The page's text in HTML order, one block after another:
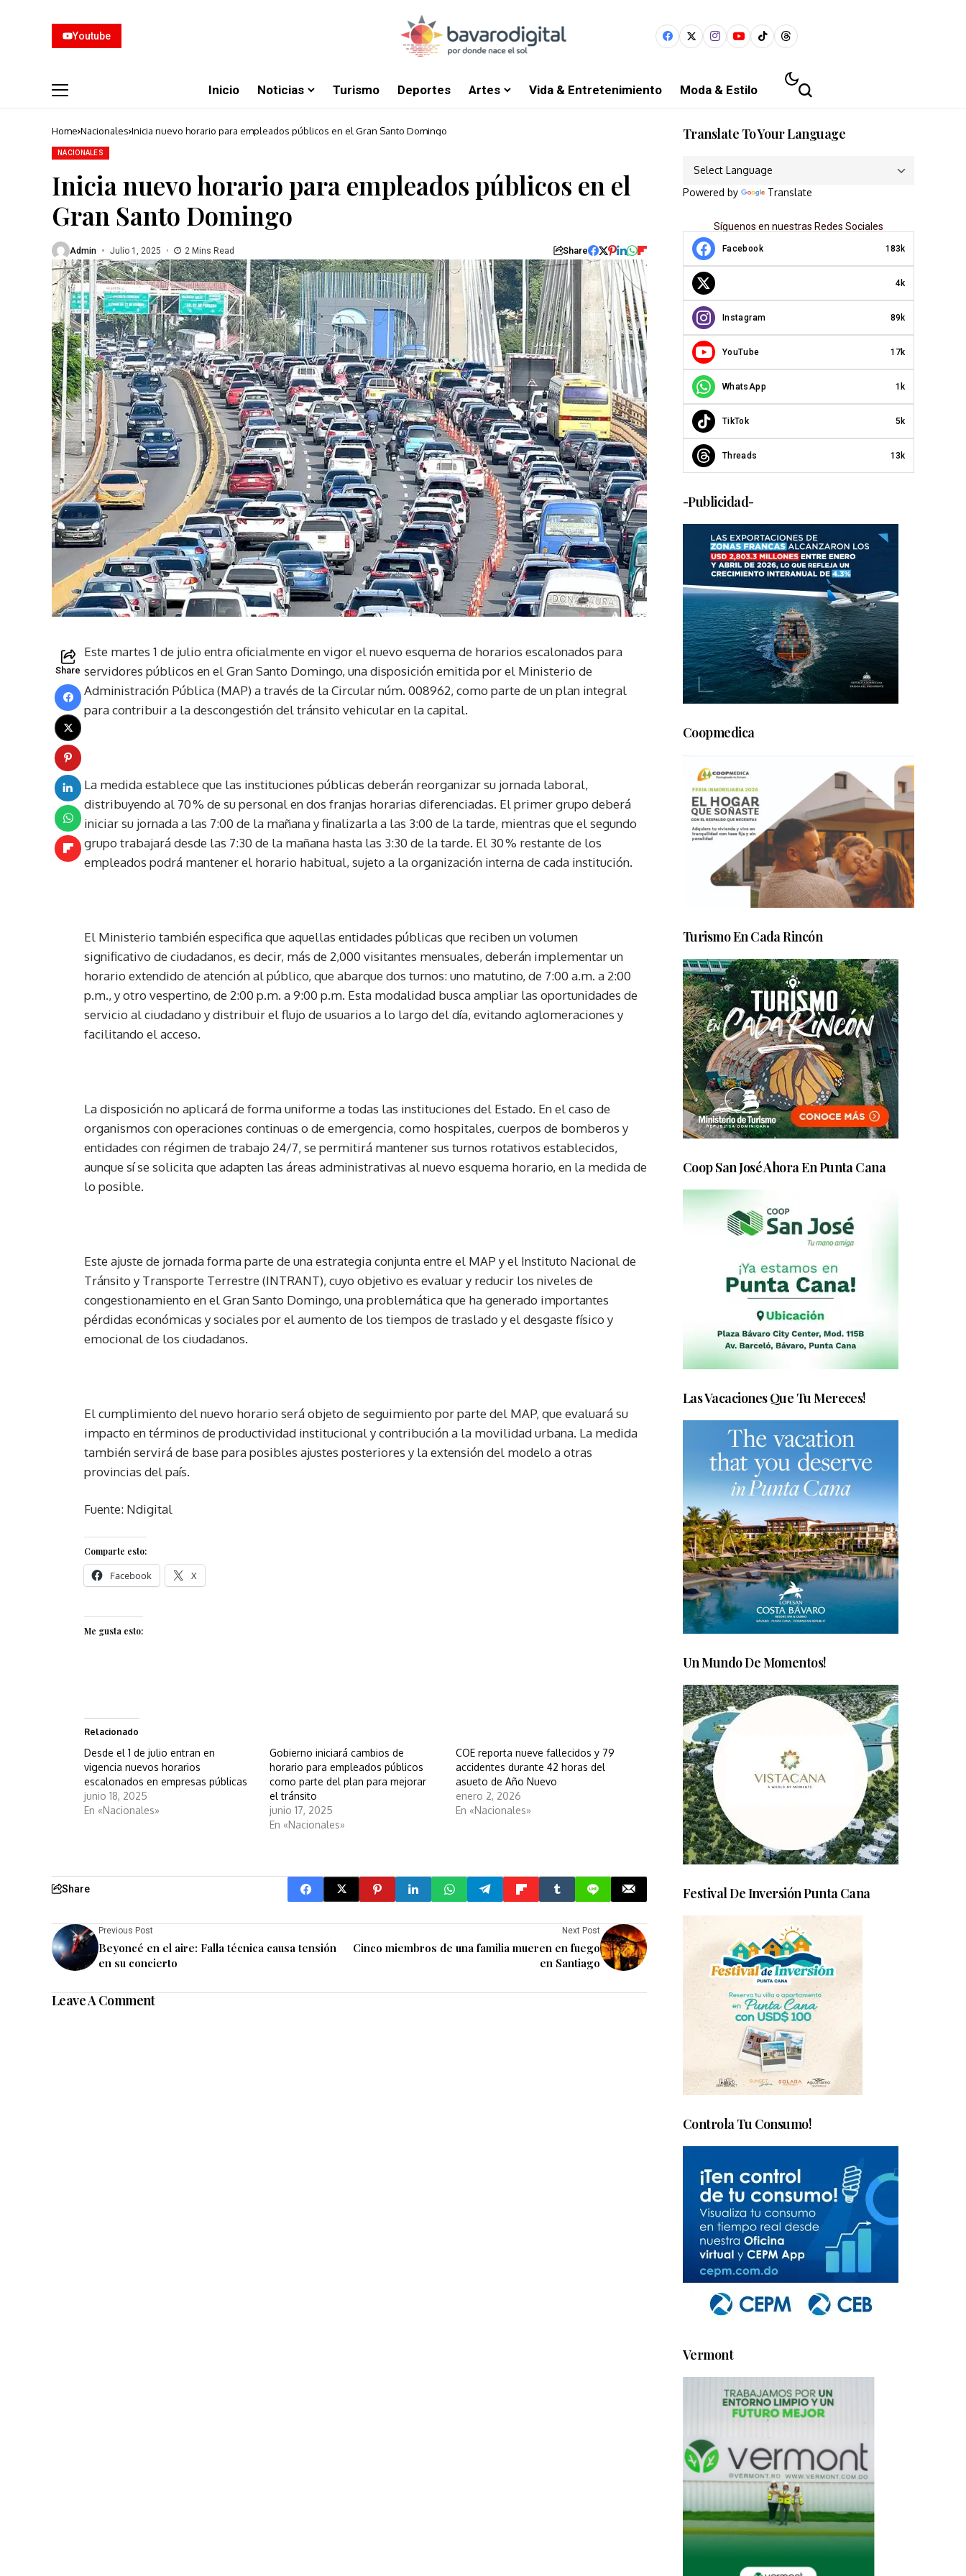
Youtube
Inicio Noticias Turismo Deportes Artes Vida & Entretenimiento Moda & Estilo
Home Nacionales Inicia nuevo horario para empleados públicos en el Gran Santo Domingo
NACIONALES
Inicia nuevo horario para empleados públicos en el
Gran Santo Domingo
Admin Julio 1, 2025 2 Mins Read Share
Share
Este martes 1 de julio entra oficialmente en vigor el nuevo esquema de horarios escalonados para
servidores públicos en el Gran Santo Domingo, una disposición emitida por el Ministerio de
Administración Pública (MAP) a través de la Circular núm. 008962, como parte de un plan integral
para contribuir a la descongestión del tránsito vehicular en la capital.
La medida establece que las instituciones públicas deberán reorganizar su jornada laboral,
distribuyendo al 70 % de su personal en dos franjas horarias diferenciadas. El primer grupo deberá
iniciar su jornada a las 7:00 de la mañana y finalizarla a las 3:00 de la tarde, mientras que el segundo
grupo trabajará desde las 7:30 de la mañana hasta las 3:30 de la tarde. El 30 % restante de los
empleados podrá mantener el horario habitual, sujeto a la organización interna de cada institución.
El Ministerio también especifica que aquellas entidades públicas que reciben un volumen
significativo de ciudadanos, es decir, más de 2,000 visitantes mensuales, deberán implementar un
horario extendido de atención al público, que abarque dos turnos: uno matutino, de 7:00 a.m. a 2:00
p.m., y otro vespertino, de 2:00 p.m. a 9:00 p.m. Esta modalidad busca ampliar las oportunidades de
servicio al ciudadano y distribuir el flujo de usuarios a lo largo del día, evitando aglomeraciones y
facilitando el acceso.
La disposición no aplicará de forma uniforme a todas las instituciones del Estado. En el caso de
organismos con operaciones continuas o de emergencia, como hospitales, cuerpos de bomberos y
entidades con régimen de trabajo 24/7, se permitirá mantener sus turnos rotativos establecidos,
aunque sí se solicita que adapten las áreas administrativas al nuevo esquema horario, en la medida de
lo posible.
Este ajuste de jornada forma parte de una estrategia conjunta entre el MAP y el Instituto Nacional de
Tránsito y Transporte Terrestre (INTRANT), cuyo objetivo es evaluar y reducir los niveles de
congestionamiento en el Gran Santo Domingo, una problemática que ha generado importantes
pérdidas económicas y sociales por el aumento de los tiempos de traslado y el desgaste físico y
emocional de los ciudadanos.
El cumplimiento del nuevo horario será objeto de seguimiento por parte del MAP, que evaluará su
impacto en términos de productividad institucional y contribución a la movilidad urbana. La medida
también servirá de base para posibles ajustes posteriores y la extensión del modelo a otras
provincias del país.
Fuente: Ndigital
Comparte esto:
Facebook X
Me gusta esto:
Relacionado
Desde el 1 de julio entran en
vigencia nuevos horarios
escalonados en empresas públicas
junio 18, 2025
En «Nacionales»
Gobierno iniciará cambios de
horario para empleados públicos
como parte del plan para mejorar
el tránsito
junio 17, 2025
En «Nacionales»
COE reporta nueve fallecidos y 79
accidentes durante 42 horas del
asueto de Año Nuevo
enero 2, 2026
En «Nacionales»
Share
Previous Post
Beyoncé en el aire: Falla técnica causa tensión
en su concierto
Next Post
Cinco miembros de una familia mueren en fuego
en Santiago
Leave A Comment
Translate To Your Language
Powered by Translate
Síguenos en nuestras Redes Sociales
Facebook 183k
4k
Instagram 89k
YouTube 17k
WhatsApp 1k
TikTok 5k
Threads 13k
-Publicidad-
Coopmedica
Turismo En Cada Rincón
Coop San José Ahora En Punta Cana
Las Vacaciones Que Tu Mereces!
Un Mundo De Momentos!
Festival De Inversión Punta Cana
Controla Tu Consumo!
Vermont